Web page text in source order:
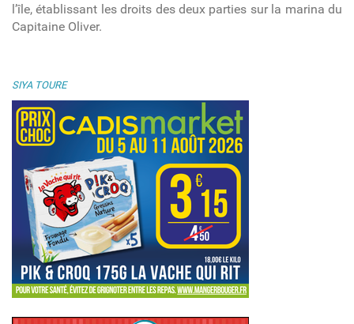
l’île, établissant les droits des deux parties sur la marina du
Capitaine Oliver.
SIYA TOURE